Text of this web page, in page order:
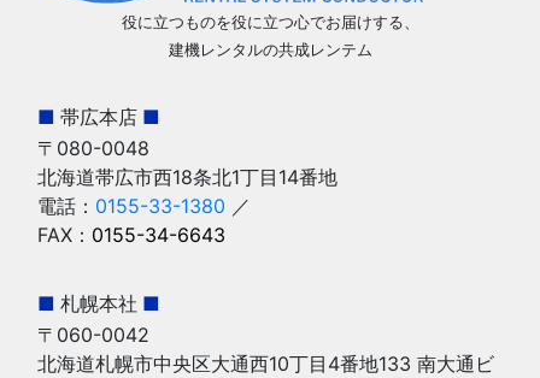
役に立つものを役に立つ心でお届けする、
建機レンタルの共成レンテム
■ 帯広本店 ■
〒080-0048
北海道帯広市西18条北1丁目14番地
電話： 0155-33-1380 ／
FAX： 0155-34-6643
■ 札幌本社 ■
〒060-0042
北海道札幌市中央区大通西10丁目4番地133 南大通ビ